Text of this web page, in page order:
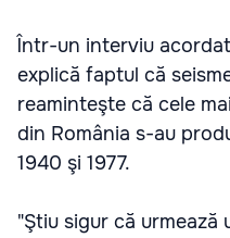
Într-un interviu
explică faptul că
reaminteşte că cele
din România s-au
1940 şi 1977.
"Ştiu sigur că urmează